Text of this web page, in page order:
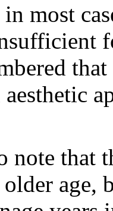
most
that
age,